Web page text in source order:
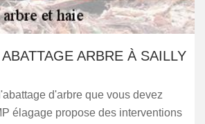
ARBRE À SAILLY
d'arbre que vous devez
élagage propose des interventions